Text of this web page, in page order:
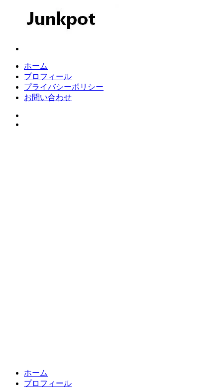
Junkpot
ホーム
プロフィール
プライバシーポリシー
お問い合わせ
ホーム
プロフィール